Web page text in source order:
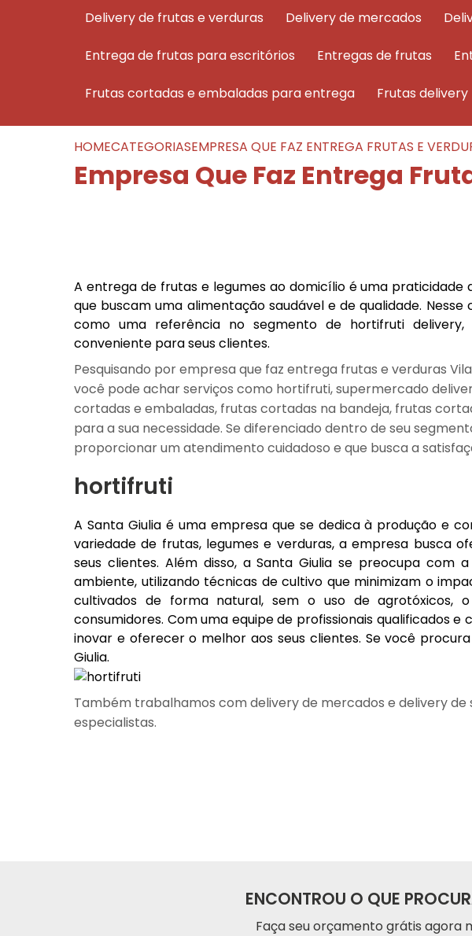
delivery de frutas e verduras delivery de mercados
entrega de frutas para escritórios entregas de frutas
frutas cortadas e embaladas para entrega frutas delivery
HOMECATEGORIASEMPRESA QUE FAZ ENTREGA FRUTAS E
Empresa Que Faz Entrega
A entrega de frutas e legumes ao domicílio é uma praticidade
que buscam uma alimentação saudável e de qualidade.
como uma referência no segmento de hortifruti delivery,
conveniente para seus clientes.
Pesquisando por empresa que faz entrega frutas e verduras
você pode achar serviços como hortifruti, supermercado
cortadas e embaladas, frutas cortadas na bandeja, frutas
para a sua necessidade. Se diferenciado dentro de seu
proporcionar um atendimento cuidadoso e que busca a
hortifruti
A Santa Giulia é uma empresa que se dedica à produção e
variedade de frutas, legumes e verduras, a empresa busca
seus clientes. Além disso, a Santa Giulia se preocupa com
ambiente, utilizando técnicas de cultivo que minimizam o
cultivados de forma natural, sem o uso de agrotóxicos,
consumidores. Com uma equipe de profissionais qualificados
inovar e oferecer o melhor aos seus clientes. Se você
Giulia.
Também trabalhamos com delivery de mercados e delivery de
especialistas.
ENCONTROU O QUE
Faça seu orçamento grátis agora